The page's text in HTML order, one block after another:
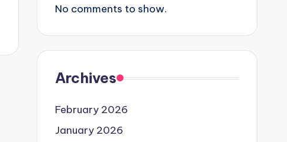
No comments to show.
Archives
February 2026
January 2026